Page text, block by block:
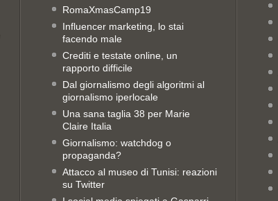
RomaXmasCamp19
Influencer marketing, lo stai
facendo male
Crediti e testate online, un
rapporto difficile
Dal giornalismo degli algoritmi al
giornalismo iperlocale
Una sana taglia 38 per Marie
Claire Italia
Giornalismo: watchdog o
propaganda?
Attacco al museo di Tunisi: reazioni
su Twitter